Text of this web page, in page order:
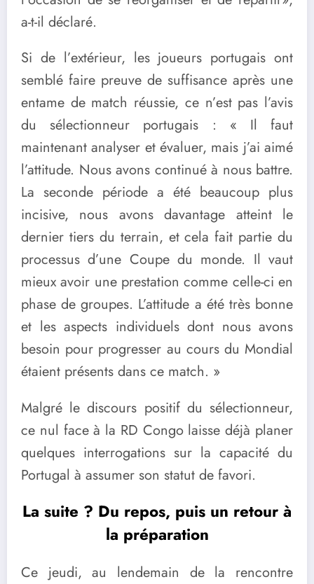
a-t-il déclaré.
Si de l’extérieur, les joueurs portugais ont
semblé faire preuve de suffisance après une
entame de match réussie, ce n’est pas l’avis
du sélectionneur portugais : « Il faut
maintenant analyser et évaluer, mais j’ai aimé
l’attitude. Nous avons continué à nous battre.
La seconde période a été beaucoup plus
incisive, nous avons davantage atteint le
dernier tiers du terrain, et cela fait partie du
processus d’une Coupe du monde. Il vaut
mieux avoir une prestation comme celle-ci en
phase de groupes. L’attitude a été très bonne
et les aspects individuels dont nous avons
besoin pour progresser au cours du Mondial
étaient présents dans ce match. »
Malgré le discours positif du sélectionneur,
ce nul face à la RD Congo laisse déjà planer
quelques interrogations sur la capacité du
Portugal à assumer son statut de favori.
La suite ? Du repos, puis un retour à
la préparation
Ce jeudi, au lendemain de la rencontre